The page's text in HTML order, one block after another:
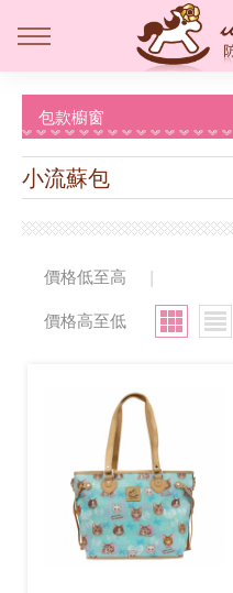
包款櫥窗
小流蘇包
價格低至高
|
價格高至低